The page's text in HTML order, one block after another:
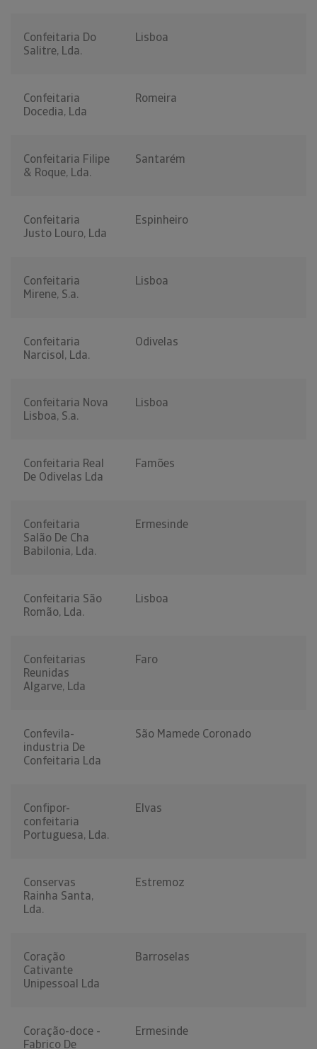
Confeitaria Do
Salitre, Lda.
Lisboa
Confeitaria
Docedia, Lda
Romeira
Confeitaria Filipe
& Roque, Lda.
Santarém
Confeitaria
Justo Louro, Lda
Espinheiro
Confeitaria
Mirene, S.a.
Lisboa
Confeitaria
Narcisol, Lda.
Odivelas
Confeitaria Nova
Lisboa, S.a.
Lisboa
Confeitaria Real
De Odivelas Lda
Famões
Confeitaria
Salão De Cha
Babilonia, Lda.
Ermesinde
Confeitaria São
Romão, Lda.
Lisboa
Confeitarias
Reunidas
Algarve, Lda
Faro
Confevila-
industria De
Confeitaria Lda
São Mamede Coronado
Confipor-
confeitaria
Portuguesa, Lda.
Elvas
Conservas
Rainha Santa,
Lda.
Estremoz
Coração
Cativante
Unipessoal Lda
Barroselas
Coração-doce -
Fabrico De
Ermesinde